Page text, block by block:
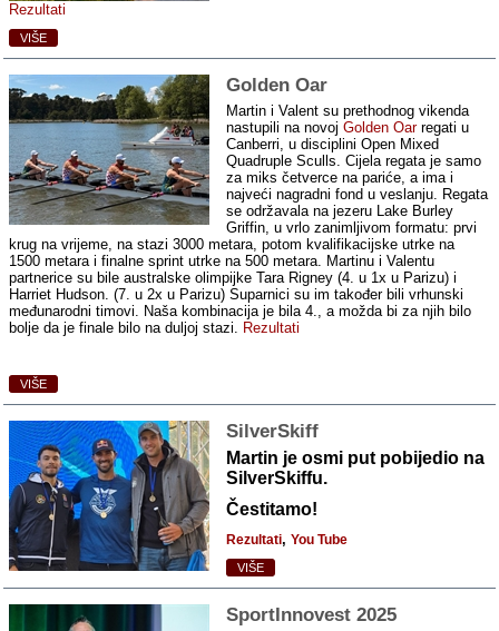
Rezultati
VIŠE
Golden Oar
Martin i Valent su prethodnog vikenda
nastupili na novojGolden Oarregati u
Canberri, u disciplini Open Mixed
Quadruple Sculls. Cijela regata je samo
za miks četverce na pariće, a ima i
najveći nagradni fond u veslanju. Regata
se održavala na jezeru Lake Burley
Griffin, u vrlo zanimljivom formatu: prvi
krug na vrijeme, na stazi 3000 metara, potom kvalifikacijske utrke na
1500 metara i finalne sprint utrke na 500 metara. Martinu i Valentu
partnerice su bile australske olimpijke Tara Rigney (4. u 1x u Parizu) i
Harriet Hudson. (7. u 2x u Parizu) Suparnici su im također bili vrhunski
međunarodni timovi. Naša kombinacija je bila 4., a možda bi za njih bilo
bolje da je finale bilo na duljoj stazi. Rezultati
VIŠE
SilverSkiff
Martin je osmi put pobijedio na
SilverSkiffu.
Čestitamo!
Rezultati,You Tube
VIŠE
SportInnovest 2025